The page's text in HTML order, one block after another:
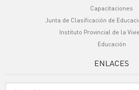
Capacitaciones
Junta de Clasificación de
Instituto Provincial de la
Educación
ENLACES